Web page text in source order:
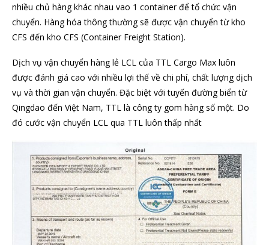
nhiều chủ hàng khác nhau vao 1 container để tổ chức vận
chuyển. Hàng hóa thông thường sẽ được vận chuyển từ kho
CFS đến kho CFS (Container Freight Station).
Dịch vụ vận chuyển hàng lẻ LCL của TTL Cargo Max luôn
được đánh giá cao với nhiều lợi thế về chi phí, chất lượng dịch
vụ và thời gian vận chuyển. Đặc biệt với tuyến đường biển từ
Qingdao đến Việt Nam, TTL là công ty gom hàng số một. Do
đó cước vận chuyển LCL qua TTL luôn thấp nhất